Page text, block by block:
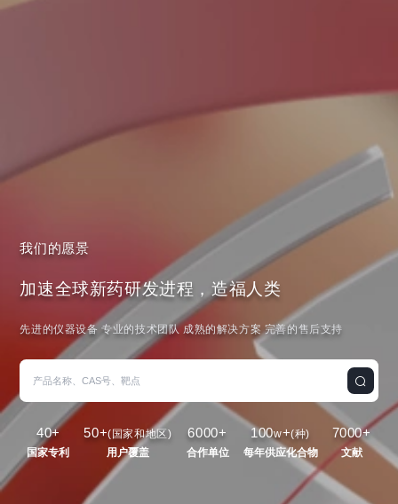
我们的愿景
加速全球新药研发进程，造福人类
先进的仪器设备 专业的技术团队 成熟的解决方案 完善的售后支持
40+
国家专利
50+(国家和地区)
用户覆盖
6000+
合作单位
100w+(种)
每年供应化合物
7000+
文献